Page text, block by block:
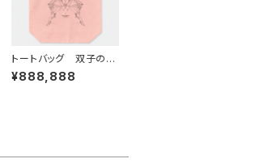
トートバッグ 双子の花
のマリア【立像】販売開
始！
¥888,888